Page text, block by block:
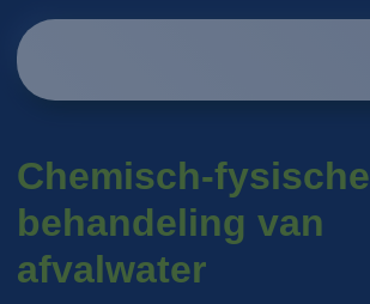
Chemisch-fysische
behandeling van
afvalwater